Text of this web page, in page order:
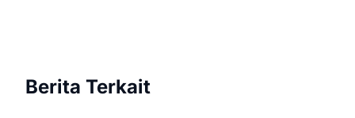
Berita Terkait